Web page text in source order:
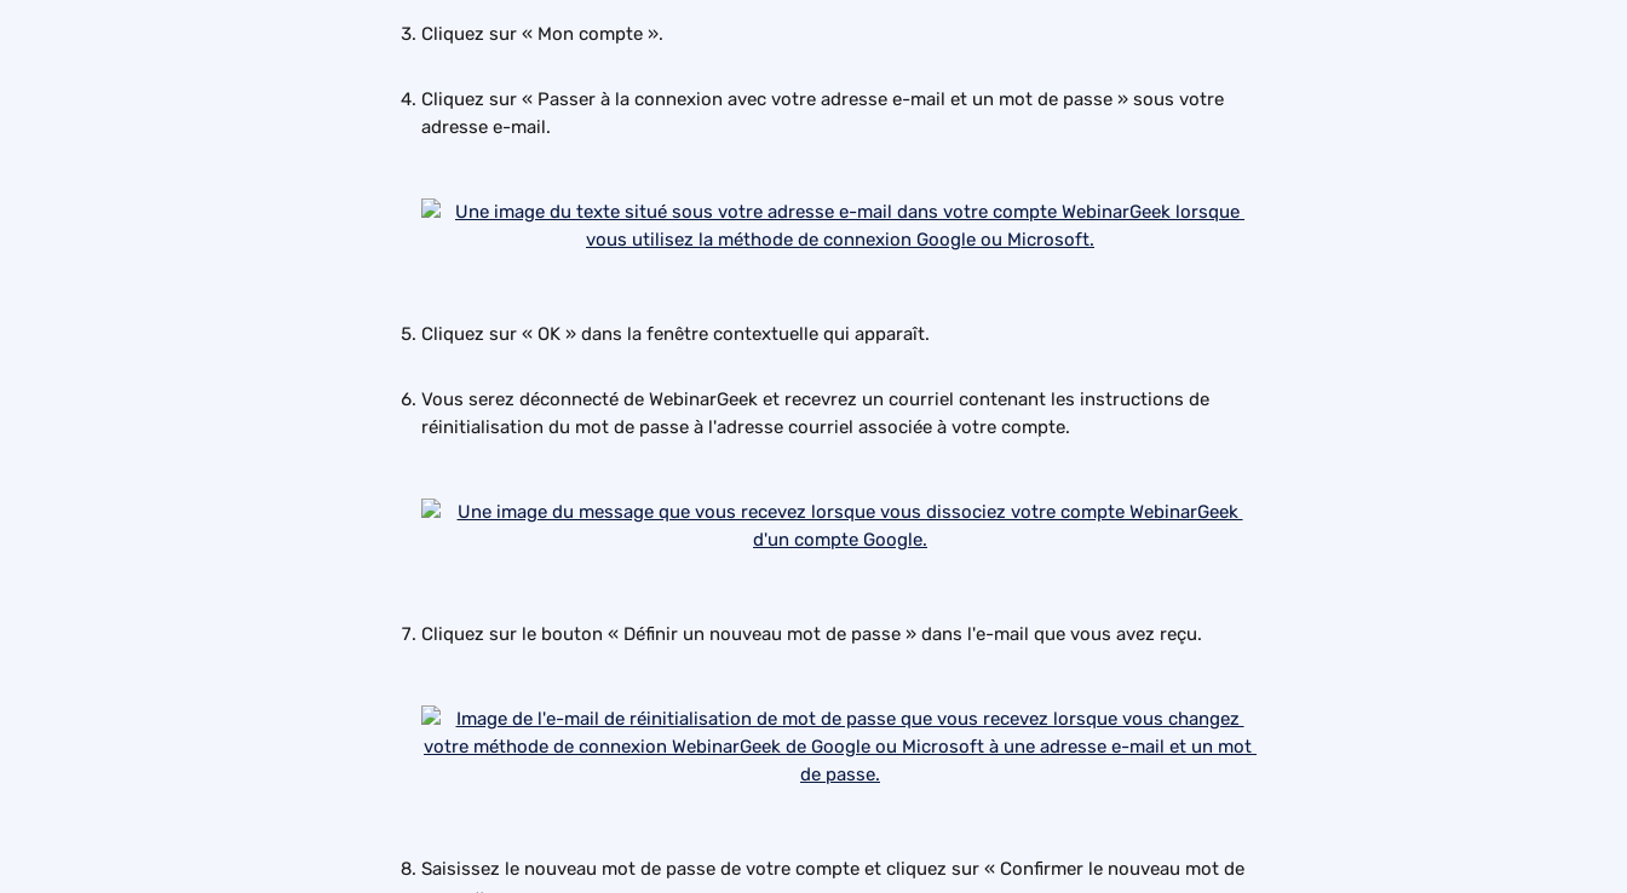
Cliquez sur « Mon compte ».
Cliquez sur « Passer à la connexion avec votre adresse e-mail et un mot de passe » sous votre
adresse e-mail.
Cliquez sur « OK » dans la fenêtre contextuelle qui apparaît.
Vous serez déconnecté de WebinarGeek et recevrez un courriel contenant les instructions de
réinitialisation du mot de passe à l'adresse courriel associée à votre compte.
Cliquez sur le bouton « Définir un nouveau mot de passe » dans l'e-mail que vous avez reçu.
Saisissez le nouveau mot de passe de votre compte et cliquez sur « Confirmer le nouveau mot de